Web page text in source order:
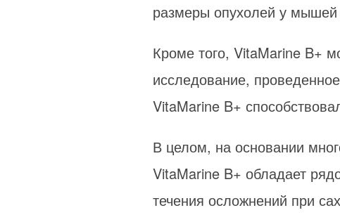
размеры опухолей у
Кроме того, VitaMarine B+
исследование,
VitaMarine B+
В целом, на основании
VitaMarine B+ обладает
течения осложнений при